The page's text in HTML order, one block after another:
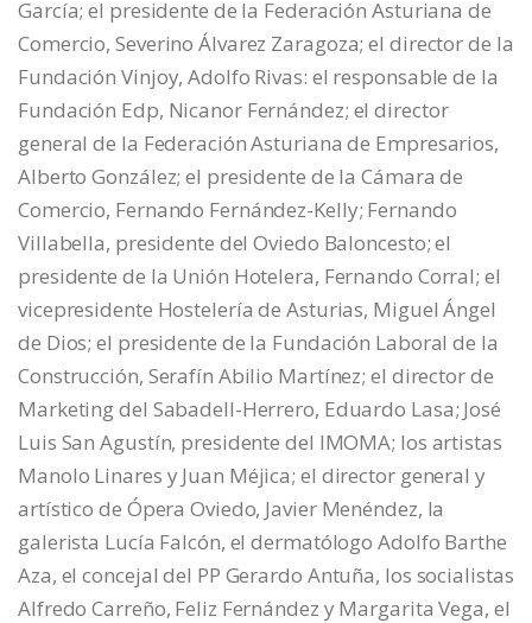
García; el presidente de la Federación Asturiana de
Comercio, Severino Álvarez Zaragoza; el director de la
Fundación Vinjoy, Adolfo Rivas: el responsable de la
Fundación Edp, Nicanor Fernández; el director
general de la Federación Asturiana de Empresarios,
Alberto González; el presidente de la Cámara de
Comercio, Fernando Fernández-Kelly; Fernando
Villabella, presidente del Oviedo Baloncesto; el
presidente de la Unión Hotelera, Fernando Corral; el
vicepresidente Hostelería de Asturias, Miguel Ángel
de Dios; el presidente de la Fundación Laboral de la
Construcción, Serafín Abilio Martínez; el director de
Marketing del Sabadell-Herrero, Eduardo Lasa; José
Luis San Agustín, presidente del IMOMA; los artistas
Manolo Linares y Juan Méjica; el director general y
artístico de Ópera Oviedo, Javier Menéndez, la
galerista Lucía Falcón, el dermatólogo Adolfo Barthe
Aza, el concejal del PP Gerardo Antuña, los socialistas
Alfredo Carreño, Feliz Fernández y Margarita Vega, el